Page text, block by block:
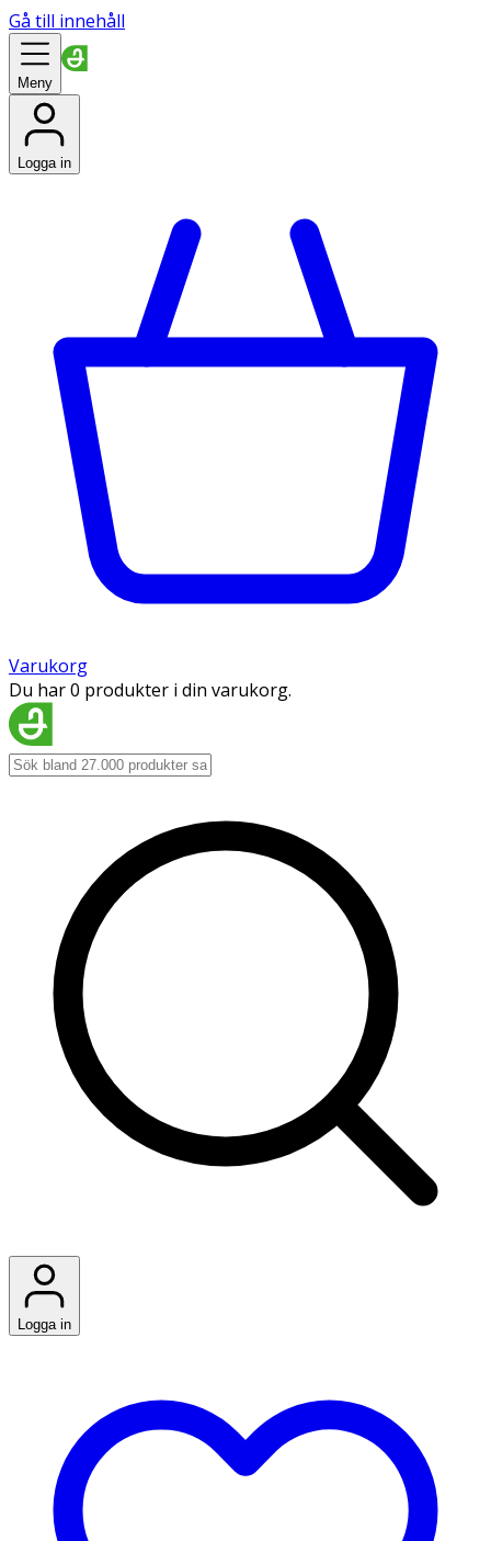
Gå till innehåll
Meny
Logga in
Varukorg
Du har 0 produkter i din varukorg.
Logga in